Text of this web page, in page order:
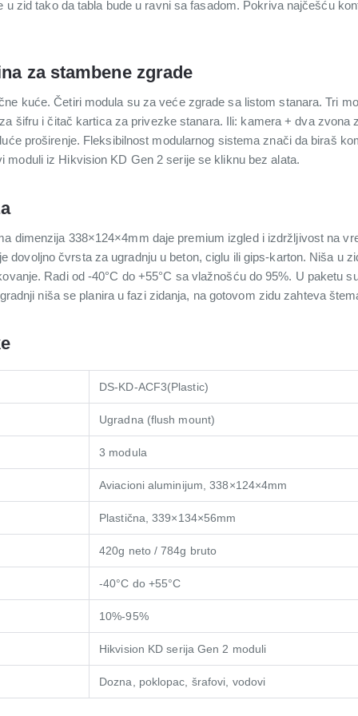
zid tako da tabla bude u ravni sa fasadom. Pokriva najčešću
za stambene zgrade
kuće. Četiri modula su za veće zgrade sa listom stanara. Tri
šifru i čitač kartica za privezke stanara. Ili: kamera + dva zvona
proširenje. Fleksibilnost modularnog sistema znači da biraš
moduli iz Hikvision KD Gen 2 serije se kliknu bez alata.
dimenzija 338×124×4mm daje premium izgled i izdržljivost na
dovoljno čvrsta za ugradnju u beton, ciglu ili gips-karton. Niša u
Radi od -40°C do +55°C sa vlažnošću do 95%. U paketu
niša se planira u fazi zidanja, na gotovom zidu zahteva
DS-KD-ACF3(Plastic)
Ugradna (flush mount)
3 modula
Aviacioni aluminijum, 338×124×4mm
Plastična, 339×134×56mm
420g neto / 784g bruto
-40°C do +55°C
10%-95%
Hikvision KD serija Gen 2 moduli
Dozna, poklopac, šrafovi, vodovi